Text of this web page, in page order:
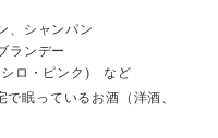
、シャンパン
ランデー
シロ・ピンク) など
眠っているお酒（洋酒、